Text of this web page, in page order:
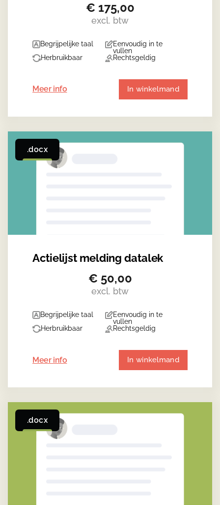
€ 175,00
excl. btw
Begrijpelijke taal
Eenvoudig in te
vullen
Herbruikbaar
Rechtsgeldig
Meer info In winkelmand
.docx
Actielijst melding datalek
€ 50,00
excl. btw
Begrijpelijke taal
Eenvoudig in te
vullen
Herbruikbaar
Rechtsgeldig
Meer info In winkelmand
.docx